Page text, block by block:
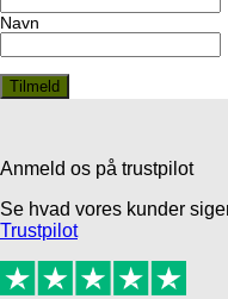
Navn
Anmeld os på trustpilot
Se hvad vores kunder
Trustpilot